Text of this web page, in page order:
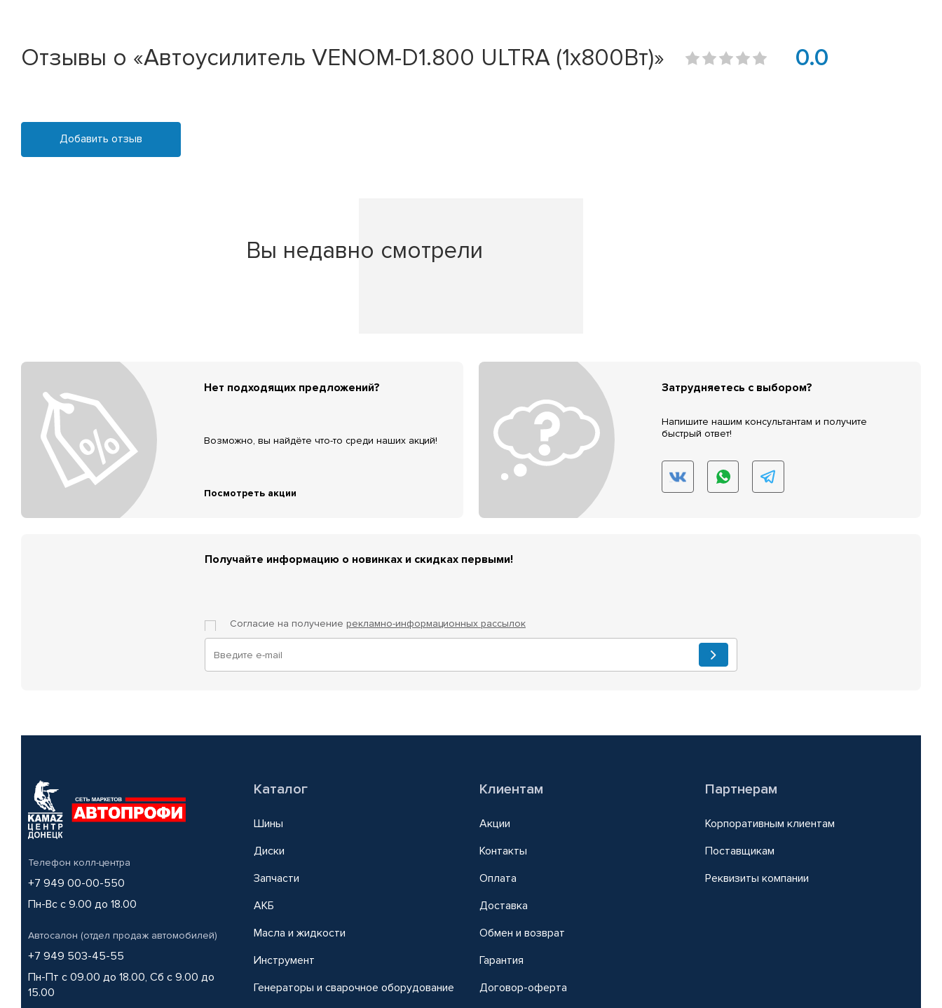
Отзывы о «Автоусилитель VENOM-D1.800 ULTRA (1x800Вт)» 0.0
Добавить отзыв
Вы недавно смотрели
Нет подходящих предложений?
Возможно, вы найдёте что-то среди наших акций!
Посмотреть акции
Затрудняетесь с выбором?
Напишите нашим консультантам и получите
быстрый ответ!
Получайте информацию о новинках и скидках первыми!
Согласие на получение рекламно-информационных рассылок
Телефон колл-центра
+7 949 00-00-550
Пн-Вс с 9.00 до 18.00
Автосалон (отдел продаж автомобилей)
+7 949 503-45-55
Пн-Пт с 09.00 до 18.00, Сб с 9.00 до
15.00
Каталог
Шины
Диски
Запчасти
АКБ
Масла и жидкости
Инструмент
Генераторы и сварочное оборудование
Клиентам
Акции
Контакты
Оплата
Доставка
Обмен и возврат
Гарантия
Договор-оферта
Партнерам
Корпоративным клиентам
Поставщикам
Реквизиты компании